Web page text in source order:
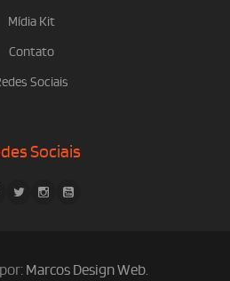
Mídia Kit
Contato
Sociais
Sociais
Marcos Design Web.